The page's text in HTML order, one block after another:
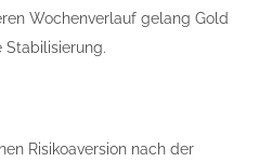
Wochenverlauf gelang Gold
Risikoaversion nach der